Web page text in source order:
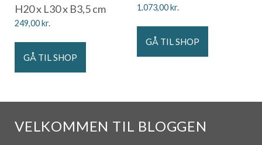
H20 x L30 x B3,5 cm
249,00kr.
GÅ TIL SHOP
1.073,00kr.
GÅ TIL SHOP
VELKOMMEN TIL BLOGGEN